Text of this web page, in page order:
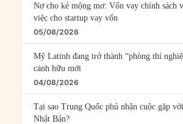
Nợ cho kẻ mộng mơ: Vốn vay chính sách
việc cho startup vay vốn
05/08/2026
Mỹ Latinh đang trở thành “phòng thí
cánh hữu mới
04/08/2026
Tại sao Trung Quốc phủ nhận cuộc gặp
Nhật Bản?